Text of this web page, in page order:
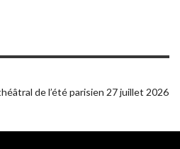
de l’été parisien 27 juillet 2026